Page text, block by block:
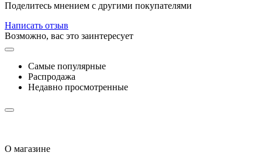
Поделитесь мнением с другими покупателями
Написать отзыв
Возможно, вас это заинтересует
Самые популярные
Распродажа
Недавно просмотренные
О магазине